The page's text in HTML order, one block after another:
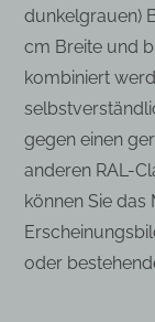
dunkelgrauen)
cm Breite und
kombiniert
gegen einen
anderen RAL-
können Sie
oder